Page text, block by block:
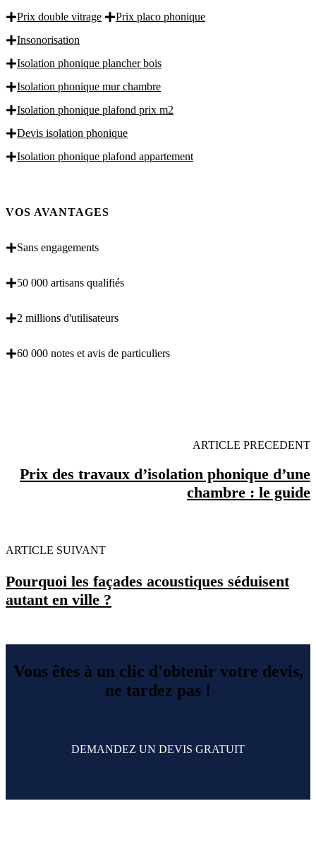
Prix double vitrage
Prix placo phonique
Insonorisation
Isolation phonique plancher bois
Isolation phonique mur chambre
Isolation phonique plafond prix m2
Devis isolation phonique
Isolation phonique plafond appartement
VOS AVANTAGES
Sans engagements
50 000 artisans qualifiés
2 millions d'utilisateurs
60 000 notes et avis de particuliers
ARTICLE PRECEDENT
Prix des travaux d’isolation phonique d’une
chambre : le guide
ARTICLE SUIVANT
Pourquoi les façades acoustiques séduisent
autant en ville ?
Vous êtes à un clic d'obtenir votre devis,
ne tardez pas !
DEMANDEZ UN DEVIS GRATUIT